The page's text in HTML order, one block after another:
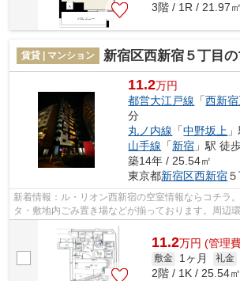
3階 / 1R / 21.97㎡
賃貸 | マンション 新宿区西新宿５丁目
11.2万円
都営大江戸線 「西新宿
分
丸ノ内線 「中野坂上
山手線 「新宿 」駅 徒
築14年 / 25.54㎡
東京都新宿区西新宿
新着情報：ル・リオン西新宿の空室情報ならコチラ
タ・敷地内ごみ置き場などが揃っております。周辺
物です。魅力的で眺望良好な場所です。2...
11.2万円 (管理
敷金 1ヶ月 礼金
2階 / 1K / 25.54㎡